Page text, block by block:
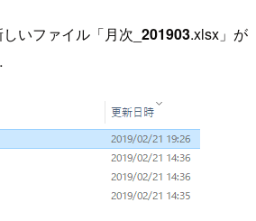
いファイル「月次_ 201903.xlsx」が